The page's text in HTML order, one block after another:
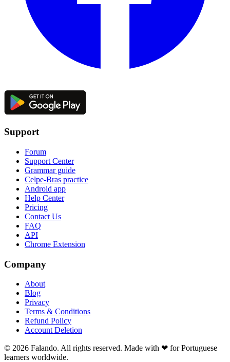
Support
Forum
Support Center
Grammar guide
Celpe-Bras practice
Android app
Help Center
Pricing
Contact Us
FAQ
API
Chrome Extension
Company
About
Blog
Privacy
Terms & Conditions
Refund Policy
Account Deletion
© 2026 Falando. All rights reserved. Made with ❤ for Portuguese
learners worldwide.